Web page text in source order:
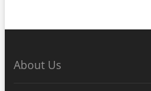
About Us